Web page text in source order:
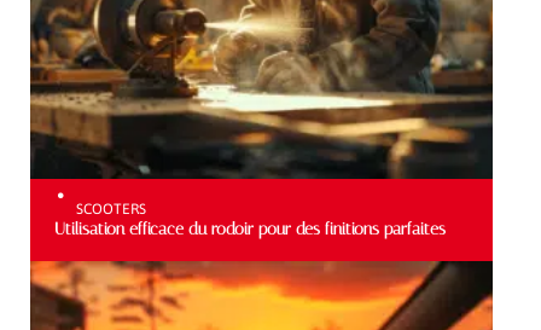
SCOOTERS
Utilisation efficace du rodoir pour des finitions parfaites